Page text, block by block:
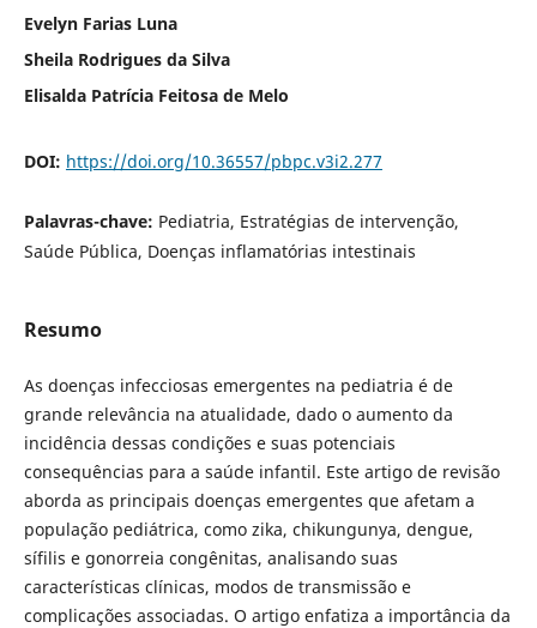
Evelyn Farias Luna
Sheila Rodrigues da Silva
Elisalda Patrícia Feitosa de Melo
DOI: https://doi.org/10.36557/pbpc.v3i2.277
Palavras-chave: Pediatria, Estratégias de intervenção,
Saúde Pública, Doenças inflamatórias intestinais
Resumo
As doenças infecciosas emergentes na pediatria é de
grande relevância na atualidade, dado o aumento da
incidência dessas condições e suas potenciais
consequências para a saúde infantil. Este artigo de revisão
aborda as principais doenças emergentes que afetam a
população pediátrica, como zika, chikungunya, dengue,
sífilis e gonorreia congênitas, analisando suas
características clínicas, modos de transmissão e
complicações associadas. O artigo enfatiza a importância da